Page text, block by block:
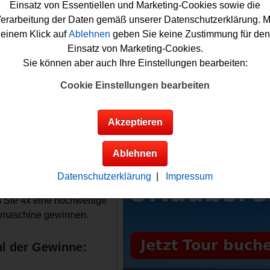
75 Euro bei Tegut einkaufen und auf der Gewinnspiel-
einsenden. Bitte beachten Sie die genauen
Glück können Sie dann eine tolle Küchenmaschine
versuchen Sie Ihr Glück!
4x eine hochwertige Küchenmaschine
Anzeige:
Sie 4x eine hochwertige
gewinnen.
der Gewinne:
Einsatz von Essentiellen und Marketing-Cookies sowie die
der Daten gemäß unserer Datenschutzerklärung.
einem Klick aufAblehnen geben Sie keine Zustimmung für den
Einsatz von Marketing-Cookies.
Sie können aber auch Ihre Einstellungen bearbeiten:
Cookie Einstellungen bearbeiten
Akzeptieren
Ablehnen
Datenschutzerklärung Impressum